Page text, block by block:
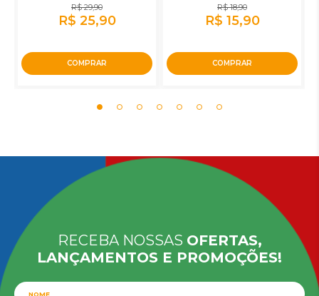
R$ 29,90
R$ 25,90
COMPRAR
R$ 18,90
R$ 15,90
COMPRAR
RECEBA NOSSAS OFERTAS,
LANÇAMENTOS E PROMOÇÕES!